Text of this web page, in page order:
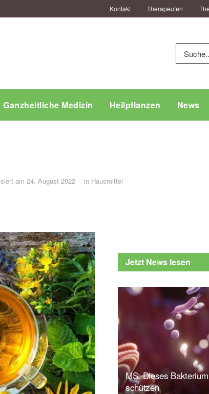
Kontakt Therapeuten
Ganzheitliche Medizin Heilpflanzen News
am 24. August 2022 in Hausmittel
Jetzt News lesen
MS: Dieses
schützen